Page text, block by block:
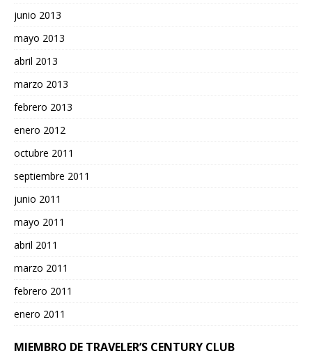
junio 2013
mayo 2013
abril 2013
marzo 2013
febrero 2013
enero 2012
octubre 2011
septiembre 2011
junio 2011
mayo 2011
abril 2011
marzo 2011
febrero 2011
enero 2011
MIEMBRO DE TRAVELER’S CENTURY CLUB